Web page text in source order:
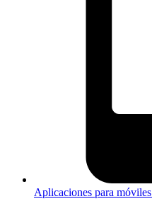
Aplicaciones para móviles